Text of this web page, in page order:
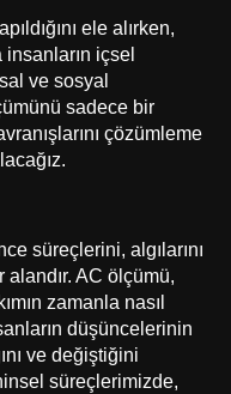
ele alırken,
içsel
ve sosyal
sadece bir
çözümleme
süreçlerini, algılarını
AC ölçümü,
zamanla nasıl
düşüncelerinin
ve değiştiğini
süreçlerimizde,